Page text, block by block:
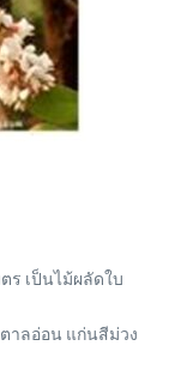
เป็นไม้ผลัดใบ
าลอ่อน แก่นสีม่วง